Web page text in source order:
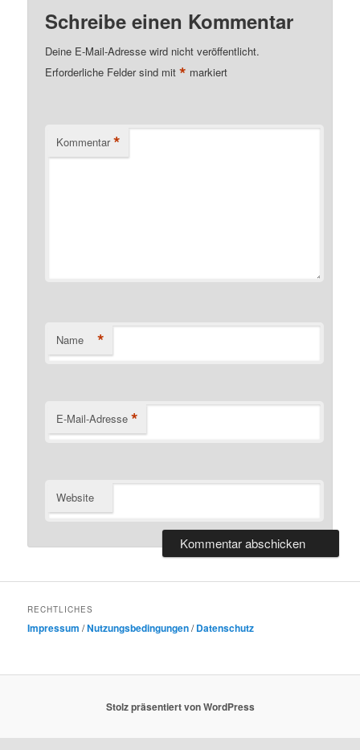
Schreibe einen Kommentar
Deine E-Mail-Adresse wird nicht veröffentlicht.
Erforderliche Felder sind mit* markiert
Kommentar *
Name *
E-Mail-Adresse *
Website
RECHTLICHES
Impressum /Nutzungsbedingungen/Datenschutz
Stolz präsentiert von WordPress